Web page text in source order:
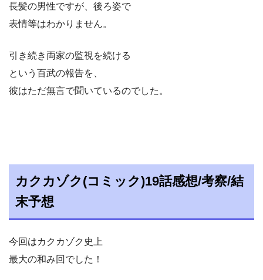
長髪の男性ですが、後ろ姿で
表情等はわかりません。
引き続き両家の監視を続ける
という百武の報告を、
彼はただ無言で聞いているのでした。
カクカゾク(コミック)19話感想/考察/結
末予想
今回はカクカゾク史上
最大の和み回でした！